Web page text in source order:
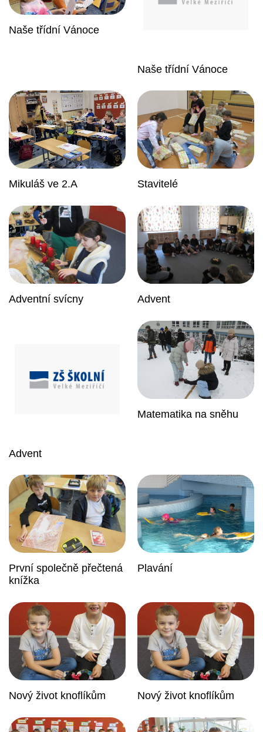
Naše třídní Vánoce
Naše třídní Vánoce
Mikuláš ve 2.A Stavitelé
Adventní svícny Advent
Advent
Matematika na sněhu
První společně přečtená
knížka
Plavání
Nový život knoflíkům Nový život knoflíkům